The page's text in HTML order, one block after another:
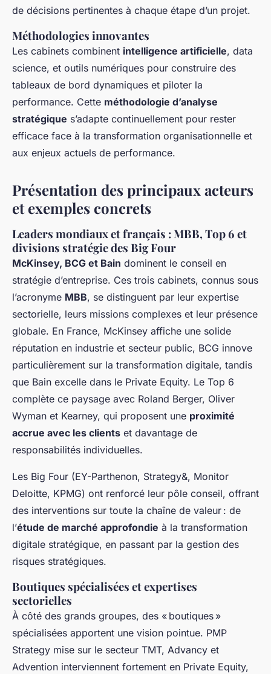
de décisions pertinentes à chaque étape d’un projet.
Méthodologies innovantes
Les cabinets combinent intelligence artificielle, data
science, et outils numériques pour construire des
tableaux de bord dynamiques et piloter la
performance. Cette méthodologie d’analyse
stratégique s’adapte continuellement pour rester
efficace face à la transformation organisationnelle et
aux enjeux actuels de performance.
Présentation des principaux acteurs
et exemples concrets
Leaders mondiaux et français : MBB, Top 6 et
divisions stratégie des Big Four
McKinsey, BCG et Bain dominent le conseil en
stratégie d’entreprise. Ces trois cabinets, connus sous
l’acronyme MBB, se distinguent par leur expertise
sectorielle, leurs missions complexes et leur présence
globale. En France, McKinsey affiche une solide
réputation en industrie et secteur public, BCG innove
particulièrement sur la transformation digitale, tandis
que Bain excelle dans le Private Equity. Le Top 6
complète ce paysage avec Roland Berger, Oliver
Wyman et Kearney, qui proposent une proximité
accrue avec les clients et davantage de
responsabilités individuelles.
Les Big Four (EY-Parthenon, Strategy&, Monitor
Deloitte, KPMG) ont renforcé leur pôle conseil, offrant
des interventions sur toute la chaîne de valeur : de
l’étude de marché approfondie à la transformation
digitale stratégique, en passant par la gestion des
risques stratégiques.
Boutiques spécialisées et expertises
sectorielles
À côté des grands groupes, des « boutiques »
spécialisées apportent une vision pointue. PMP
Strategy mise sur le secteur TMT, Advancy et
Advention interviennent fortement en Private Equity,